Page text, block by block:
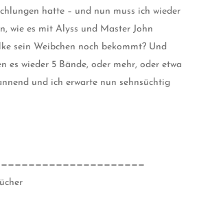
hatte – und nun muss ich wieder
wie es mit Alyss und Master John
sein Weibchen noch bekommt? Und
es wieder 5 Bände, oder mehr, oder etwa
und ich erwarte nun sehnsüchtig